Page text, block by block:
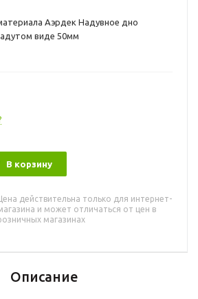
Аэрдек Надувное дно
виде 50мм
В корзину
Цена действительна только для интернет-
и может отличаться от цен в
магазинах
Описание